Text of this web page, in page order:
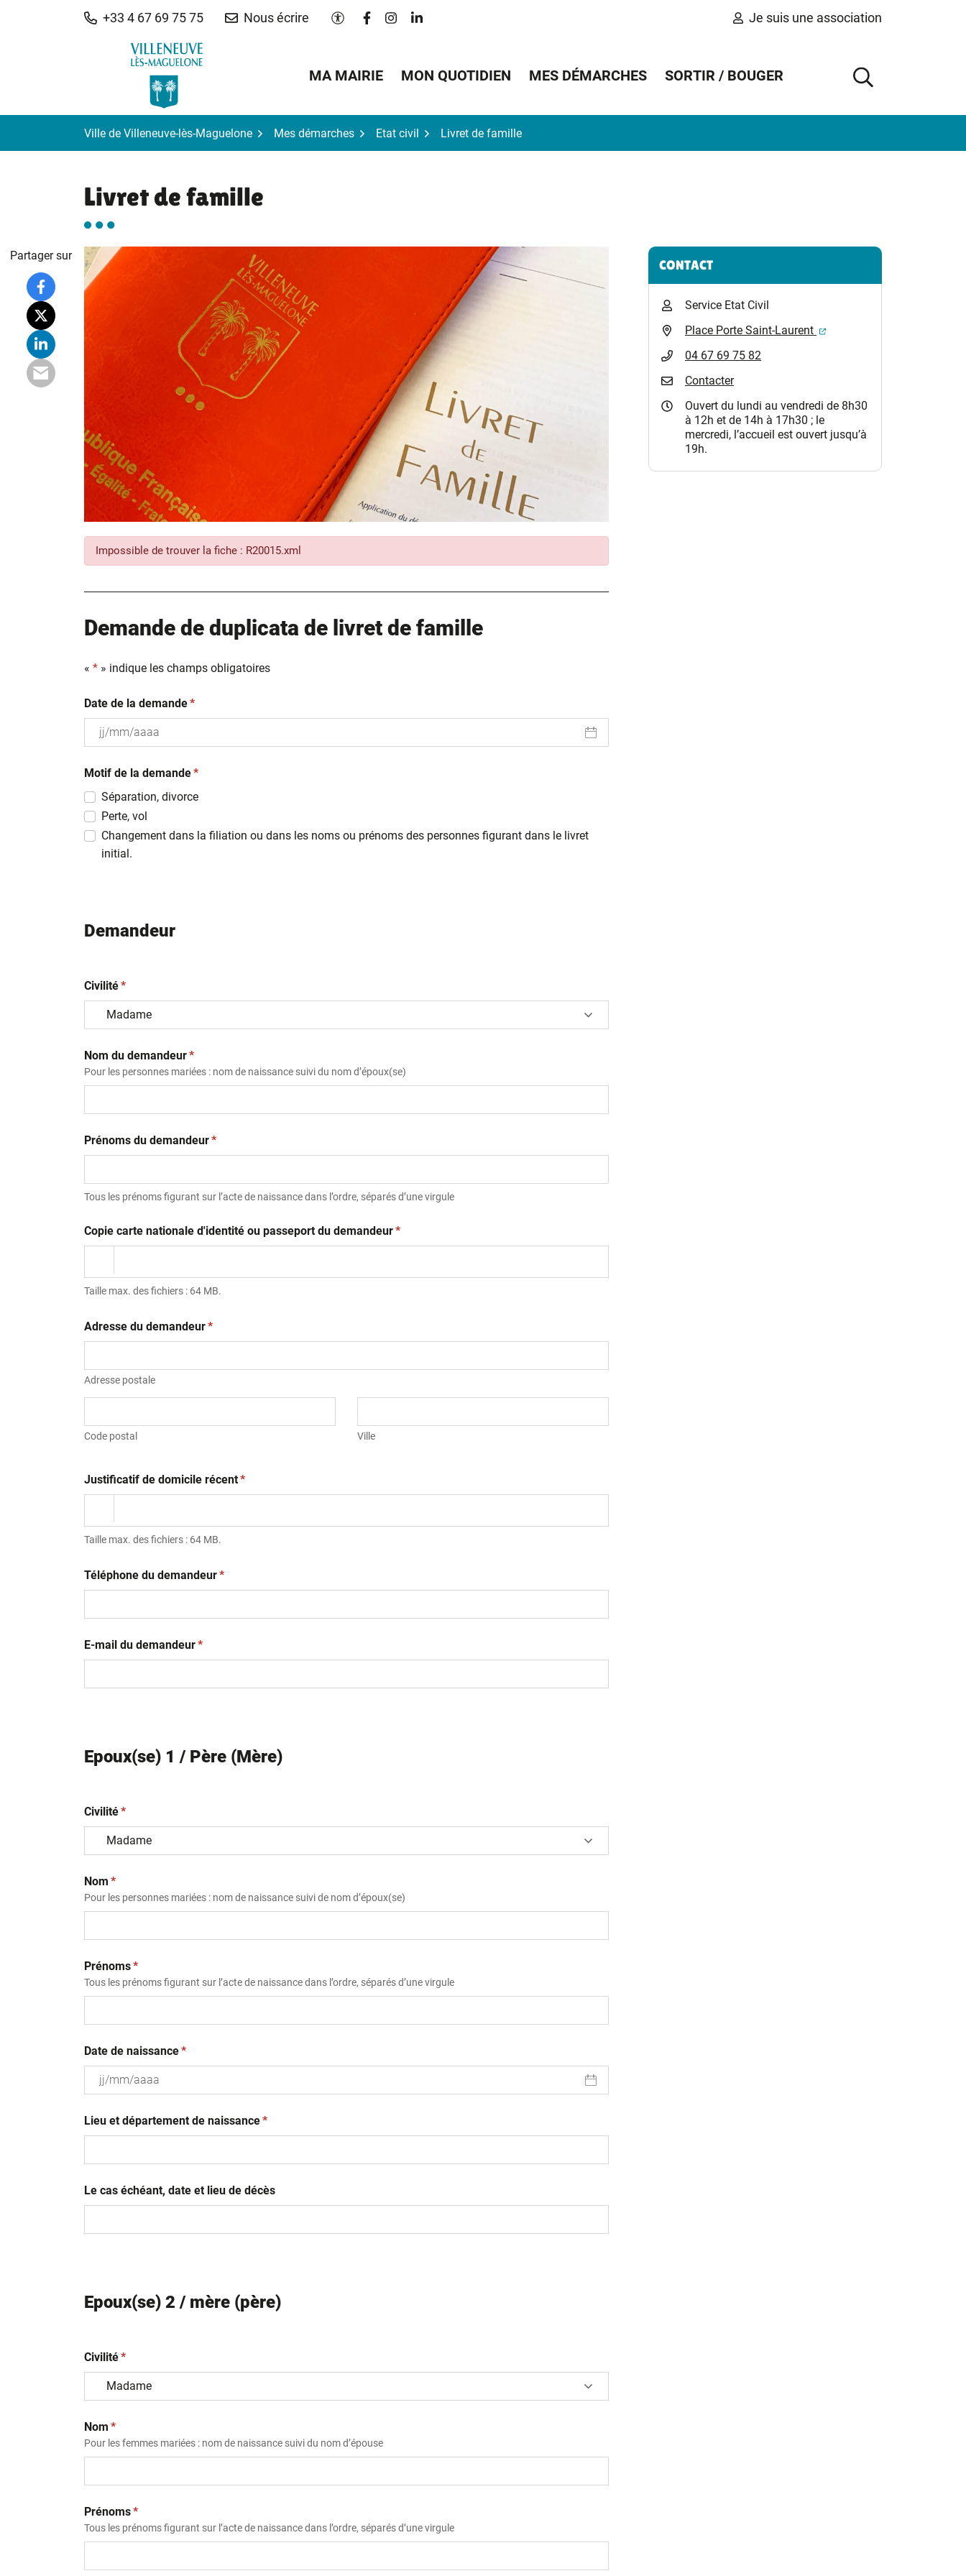
+33 4 67 69 75 75 Nous écrire Paramètres d'accessibilité
Lien vers le compte Facebook
Lien vers le compte Instagram
Lien vers le compte Linkedin Je suis une association
MA MAIRIE MON QUOTIDIEN MES DÉMARCHES SORTIR / BOUGER
AFFICHER
Ville de Villeneuve-lès-Maguelone Mes démarches Etat civil Livret de famille
Livret de famille
Impossible de trouver la fiche : R20015.xml
Demande de duplicata de livret de famille
« * » indique les champs obligatoires
Date de la demande(obligatoire)
*
slash
MM
slash
AAAA
Motif de la demande(obligatoire)
*
Séparation, divorce
Perte, vol
Changement dans la filiation ou dans les noms ou prénoms des personnes figurant dans le livret
initial.
Demandeur
Civilité(obligatoire)
*
Nom du demandeur(obligatoire)
*
Pour les personnes mariées : nom de naissance suivi du nom d’époux(se)
Prénoms du demandeur(obligatoire)
*
Tous les prénoms figurant sur l’acte de naissance dans l’ordre, séparés d’une virgule
Copie carte nationale d'identité ou passeport du demandeur(obligatoire)
*
Taille max. des fichiers : 64 MB.
Adresse du demandeur(obligatoire)
*
Adresse postale
Code postal Ville
Justificatif de domicile récent(obligatoire)
*
Taille max. des fichiers : 64 MB.
Téléphone du demandeur(obligatoire)
*
E-mail du demandeur(obligatoire)
*
Epoux(se) 1 / Père (Mère)
Civilité(obligatoire)
*
Nom (obligatoire)
*
Pour les personnes mariées : nom de naissance suivi de nom d’époux(se)
Prénoms(obligatoire)
*
Tous les prénoms figurant sur l’acte de naissance dans l’ordre, séparés d’une virgule
Date de naissance(obligatoire)
*
slash
MM
Lieu et département de naissance(obligatoire)
*
Le cas échéant, date et lieu de décès
Epoux(se) 2 / mère (père)
Civilité(obligatoire)
*
Nom (obligatoire)
*
Pour les femmes mariées : nom de naissance suivi du nom d’épouse
Prénoms(obligatoire)
*
Tous les prénoms figurant sur l’acte de naissance dans l’ordre, séparés d’une virgule
Partager sur Informations complémentaires
CONTACT
Service Etat Civil
Place Porte Saint-Laurent
(ouverture dans un nouvel
04 67 69 75 82
Contacter
Ouvert du lundi au vendredi de 8h30
à 12h et de 14h à 17h30 ; le
mercredi, l’accueil est ouvert jusqu’à
19h.